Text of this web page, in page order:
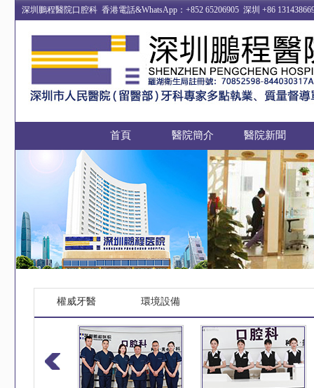
深圳鵬程醫院口腔科 香港電話&WhatsApp：+852 65206905 深圳 +86
首頁 醫院簡介 醫院新聞
權威牙醫 環境設備